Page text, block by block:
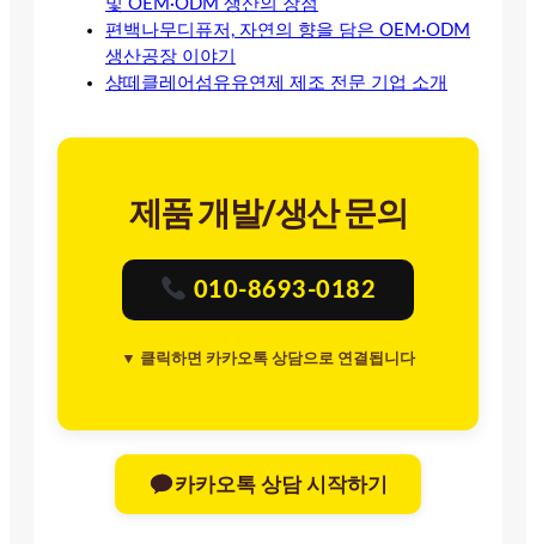
및 OEM·ODM 생산의 장점
편백나무디퓨저, 자연의 향을 담은 OEM·ODM
생산공장 이야기
샹떼클레어섬유유연제 제조 전문 기업 소개
제품 개발/생산 문의
010-8693-0182
▼ 클릭하면 카카오톡 상담으로 연결됩니다
카카오톡 상담 시작하기